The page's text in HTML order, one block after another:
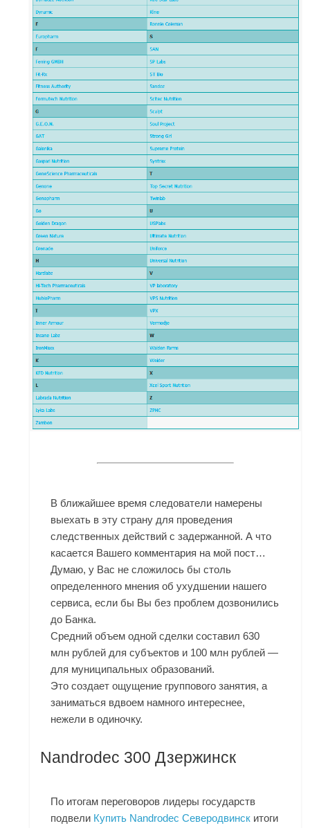
В ближайшее время следователи намерены
выехать в эту страну для проведения
следственных действий с задержанной. А что
касается Вашего комментария на мой пост…
Думаю, у Вас не сложилось бы столь
определенного мнения об ухудшении нашего
сервиса, если бы Вы без проблем дозвонились
до Банка.
Средний объем одной сделки составил 630
млн рублей для субъектов и 100 млн рублей —
для муниципальных образований.
Это создает ощущение группового занятия, а
заниматься вдвоем намного интереснее,
нежели в одиночку.
Nandrodec 300 Дзержинск
По итогам переговоров лидеры государств
подвели Купить Nandrodec Северодвинск итоги